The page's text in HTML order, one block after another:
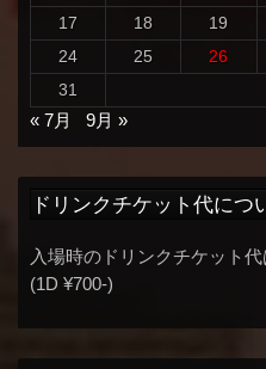
17
18 19
24
25 26
31
« 7月
9月 »
ドリンクチケット代につ
入場時のドリンクチケット代
(1D ¥700-)